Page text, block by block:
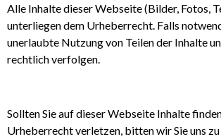
Alle Inhalte dieser Webseite (Bilder, Fotos,
unterliegen dem Urheberrecht. Falls
unerlaubte Nutzung von Teilen der Inhalte
rechtlich verfolgen.
Sollten Sie auf dieser Webseite Inhalte
Urheberrecht verletzen, bitten wir Sie uns